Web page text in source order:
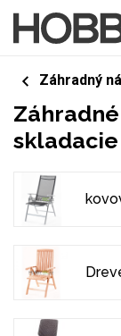
Záhradný
skladacie